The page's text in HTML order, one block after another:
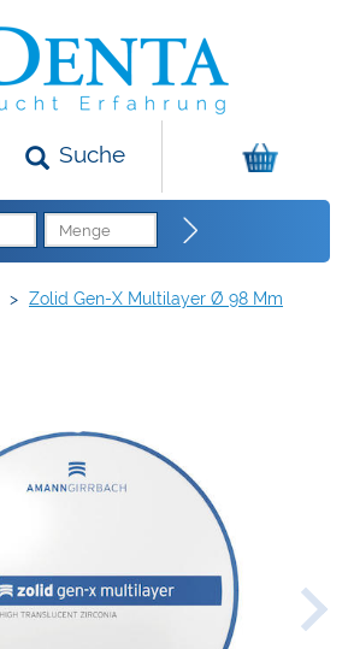
Suche
> Zolid Gen-X Multilayer Ø 98 Mm